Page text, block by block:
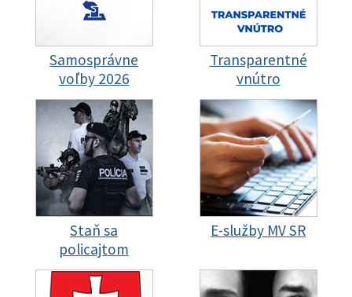
Samosprávne
voľby 2026
Transparentné
vnútro
Staň sa
policajtom
E-služby MV SR